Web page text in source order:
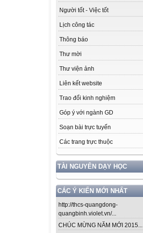
Người tốt - Việc tốt
Lịch công tác
Thông báo
Thư mời
Thư viện ảnh
Liên kết website
Trao đổi kinh nghiệm
Góp ý với ngành GD
Soạn bài trực tuyến
Các trang trực thuộc
TÀI NGUYÊN DẠY HỌC
CÁC Ý KIẾN MỚI NHẤT
http://thcs-quangdong-
quangbinh.violet.vn/...
CHÚC MỪNG NĂM MỚI 2015...